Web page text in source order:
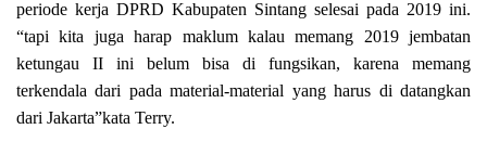
periode kerja DPRD Kabupaten Sintang selesai pada 2019 ini.
“tapi kita juga harap maklum kalau memang 2019 jembatan
ketungau II ini belum bisa di fungsikan, karena memang
terkendala dari pada material-material yang harus di datangkan
dari Jakarta”kata Terry.